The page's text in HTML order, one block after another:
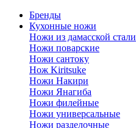
Бренды
Кухонные ножи
Ножи из дамасской стали
Ножи поварские
Ножи сантоку
Нож Kiritsuke
Ножи Накири
Ножи Янагиба
Ножи филейные
Ножи универсальные
Ножи разделочные